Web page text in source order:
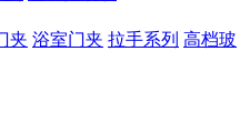
夹 浴室门夹 拉手系列 高档玻